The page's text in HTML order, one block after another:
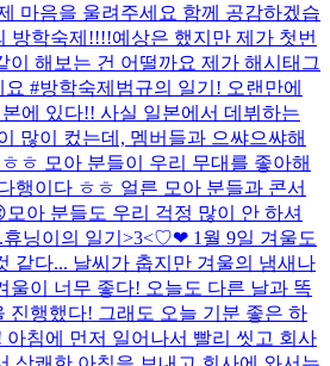
마음을 울려주세요 함께 공감하겠습
방학숙제!!!!예상은 했지만 제가 첫번
이 해보는 건 어떨까요 제가 해시태그
#방학숙제 범규의 일기! 오랜만에
에 있다!! 사실 일본에서 데뷔하는
많이 컸는데, 멤버들과 으쌰으쌰해
ㅎ 모아 분들이 우리 무대를 좋아해
행이다 ㅎㅎ 얼른 모아 분들과 콘서
아 분들도 우리 걱정 많이 안 하셔
휴닝이의 일기>3<♡❤ 1월 9일 겨울도
같다... 날씨가 춥지만 겨울의 냄새나
울이 너무 좋다! 오늘도 다른 날과 똑
진행했다! 그래도 오늘 기분 좋은 하
아침에 먼저 일어나서 빨리 씻고 회사